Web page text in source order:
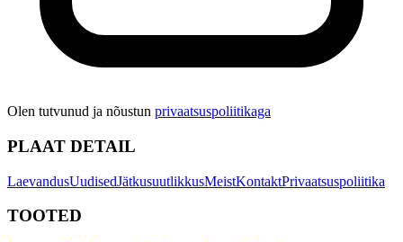
Olen tutvunud ja nõustun privaatsuspoliitikaga
PLAAT DETAIL
LaevandusUudisedJätkusuutlikkusMeistKontaktPrivaatsuspoliitika
TOOTED